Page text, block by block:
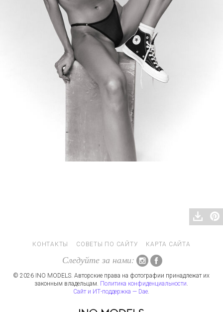
КОНТАКТЫ СОВЕТЫ ПО САЙТУ КАРТА САЙТА
Следуйте за нами:
© 2026 INO MODELS. Авторские права на фотографии принадлежат их
законным владельцам. Политика конфиденциальности.
Сайт и ИТ-поддержка — Dae.